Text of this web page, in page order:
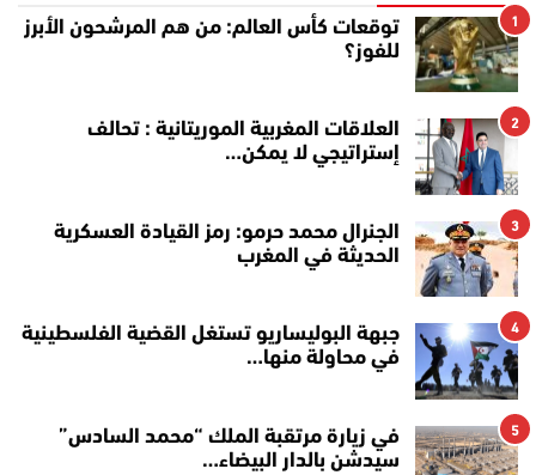
1
توقعات كأس العالم: من هم المرشحون الأبرز
للفوز؟
2
العلاقات المغربية الموريتانية : تحالف
إستراتيجي لا يمكن…
3
الجنرال محمد حرمو: رمز القيادة العسكرية
الحديثة في المغرب
4
جبهة البوليساريو تستغل القضية الفلسطينية
في محاولة منها…
5
في زيارة مرتقبة الملك “محمد السادس”
سيدشن بالدار البيضاء…